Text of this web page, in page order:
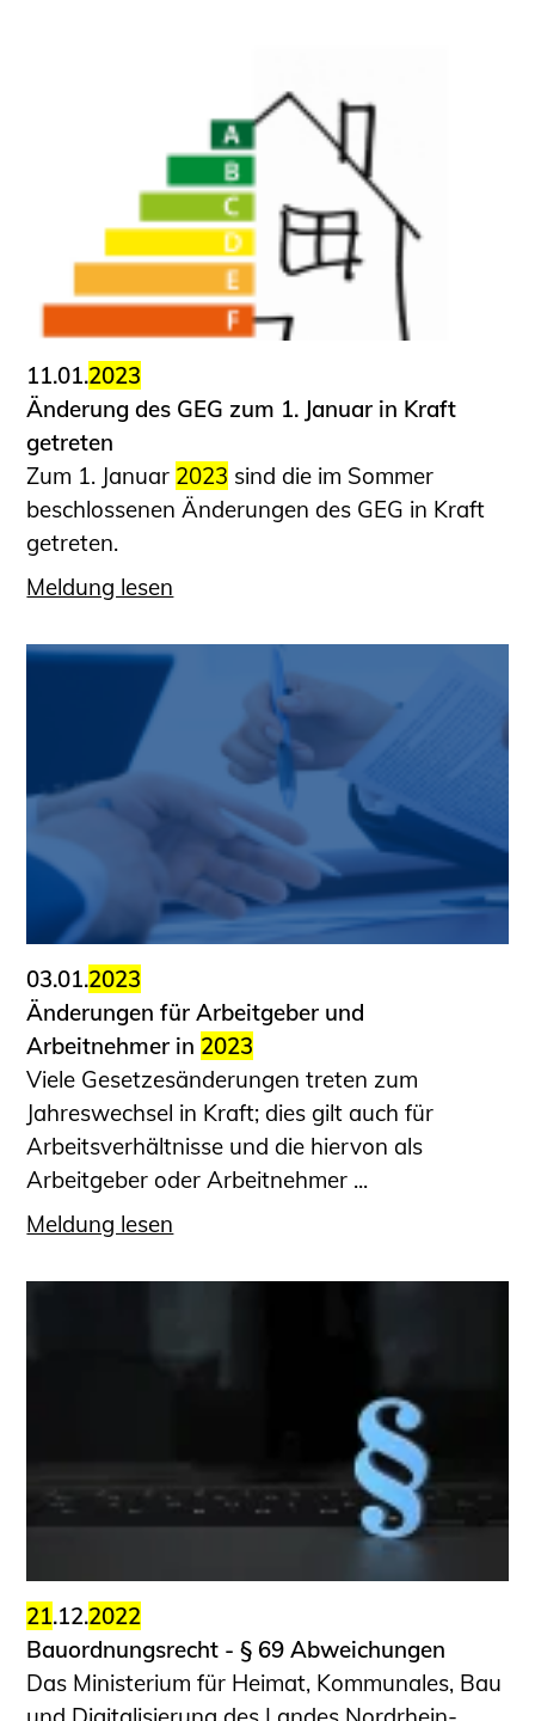
11.01.2023
Änderung des GEG zum 1. Januar in Kraft
getreten
Zum 1. Januar 2023 sind die im Sommer
beschlossenen Änderungen des GEG in Kraft
getreten.
Meldung lesen
03.01.2023
Änderungen für Arbeitgeber und
Arbeitnehmer in 2023
Viele Gesetzesänderungen treten zum
Jahreswechsel in Kraft; dies gilt auch für
Arbeitsverhältnisse und die hiervon als
Arbeitgeber oder Arbeitnehmer ...
Meldung lesen
21.12.2022
Bauordnungsrecht - § 69 Abweichungen
Das Ministerium für Heimat, Kommunales, Bau